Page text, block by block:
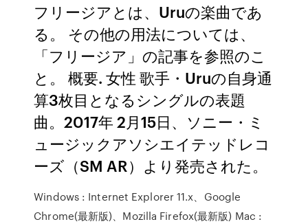
フリージアとは、Uruの楽曲であ
る。 その他の用法については、
「フリージア」の記事を参照のこ
と。 概要. 女性 歌手・Uruの自身通
算3枚目となるシングルの表題
曲。2017年 2月15日、ソニー・ミ
ュージックアソシエイテッドレコ
ーズ（SM AR）より発売された。
Windows : Internet Explorer 11.x、Google
Chrome(最新版)、Mozilla Firefox(最新版) Mac :